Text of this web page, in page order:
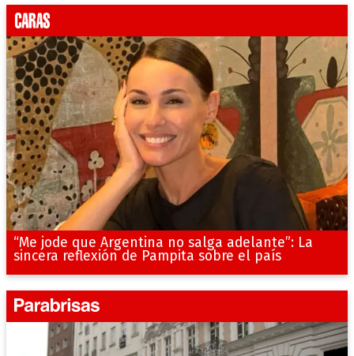
“Me jode que Argentina no salga adelante”: La
sincera reflexión de Pampita sobre el país